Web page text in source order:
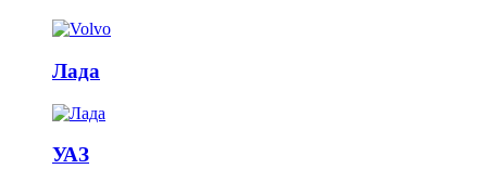
Лада
УАЗ